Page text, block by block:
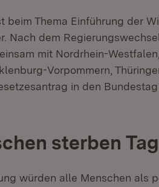
beim Thema Einführung der
Nach dem
mit Nordrhein-
Vorpommern,
in den
sterben
würden alle Menschen als